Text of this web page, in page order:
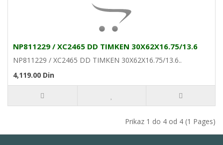
NP811229 / XC2465 DD TIMKEN 30X62X16.75/13.6
NP811229 / XC2465 DD TIMKEN 30X62X16.75/13.6..
4,119.00 Din
Prikaz 1 do 4 od 4 (1 Pages)